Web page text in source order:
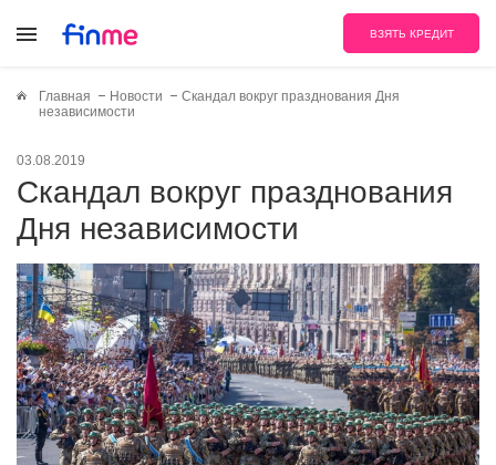
ВЗЯТЬ КРЕДИТ
Главная Новости
Скандал вокруг празднования Дня
независимости
03.08.2019
Скандал вокруг празднования
Дня независимости